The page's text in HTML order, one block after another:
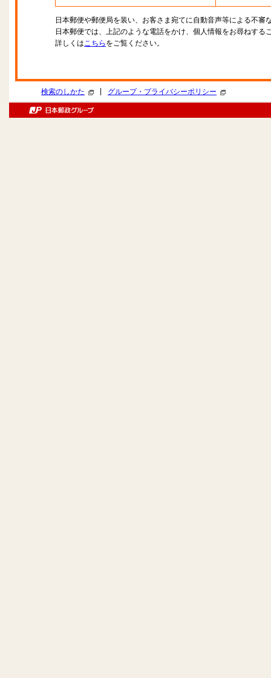
日本郵便や郵便局を装い、お客さま宛てに自動音声等による不審
日本郵便では、上記のような電話をかけ、個人情報をお尋ねする
詳しくはこちら をご覧ください。
検索のしかた グループ・プライバシーポリシー